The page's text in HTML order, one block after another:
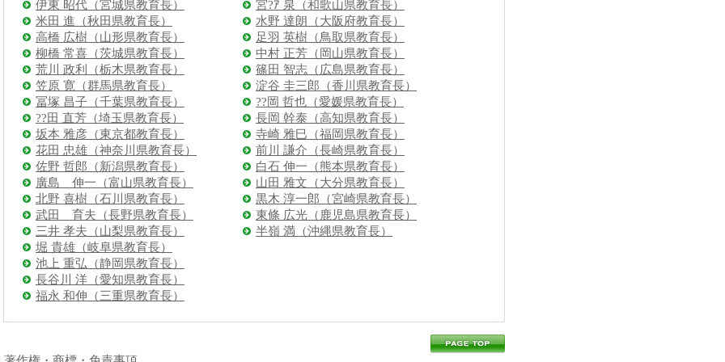
伊東 昭代（宮城県教育長）
米田 進（秋田県教育長）
高橋 広樹（山形県教育長）
柳橋 常喜（茨城県教育長）
荒川 政利（栃木県教育長）
笠原 寛（群馬県教育長）
冨塚 昌子（千葉県教育長）
??田 直芳（埼玉県教育長）
坂本 雅彦（東京都教育長）
花田 忠雄（神奈川県教育長）
佐野 哲郎（新潟県教育長）
廣島 伸一（富山県教育長）
北野 喜樹（石川県教育長）
武田 育夫（長野県教育長）
三井 孝夫（山梨県教育長）
堀 貴雄（岐阜県教育長）
池上 重弘（静岡県教育長）
長谷川 洋（愛知県教育長）
福永 和伸（三重県教育長）
宮?ｱ 泉（和歌山県教育長）
水野 達朗（大阪府教育長）
足羽 英樹（鳥取県教育長）
中村 正芳（岡山県教育長）
篠田 智志（広島県教育長）
淀谷 圭三郎（香川県教育長）
??岡 哲也（愛媛県教育長）
長岡 幹泰（高知県教育長）
寺崎 雅巳（福岡県教育長）
前川 謙介（長崎県教育長）
白石 伸一（熊本県教育長）
山田 雅文（大分県教育長）
黒木 淳一郎（宮崎県教育長）
東條 広光（鹿児島県教育長）
半嶺 満（沖縄県教育長）